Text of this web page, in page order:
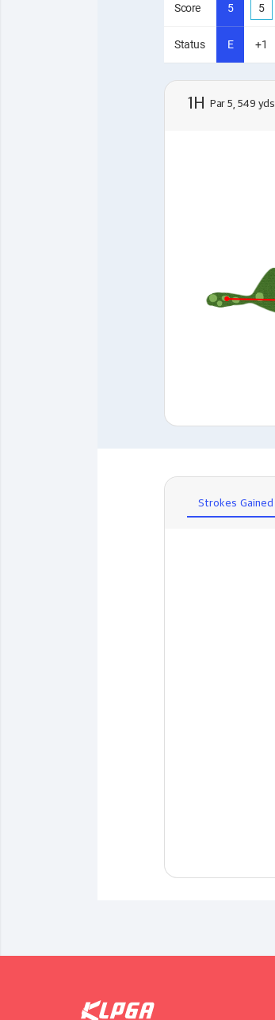
Score 5 5
Status E +1
1H Par 5, 549 yds
Strokes Gained